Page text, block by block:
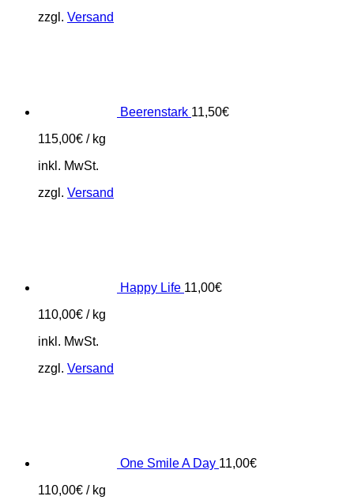
zzgl. Versand
Beerenstark 11,50€
115,00€ / kg
inkl. MwSt.
zzgl. Versand
Happy Life 11,00€
110,00€ / kg
inkl. MwSt.
zzgl. Versand
One Smile A Day 11,00€
110,00€ / kg